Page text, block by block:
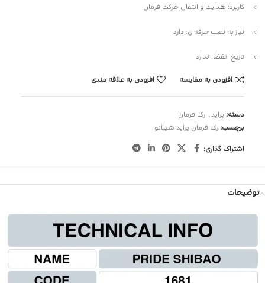
کاربرد: هدایت و انتقال حرکت فرمان
نیاز به نصب حرفه‌ای: دارد
تاریخ انقضا: ندارد
افزودن به مقایسه
افزودن به علاقه مندی
دسته: پراید, رک فرمان
برچسب:رک فرمان پراید شیبائو
اشتراک گذاری:
توضیحات